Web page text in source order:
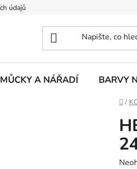
údajů
A NÁŘADÍ BARVY
/